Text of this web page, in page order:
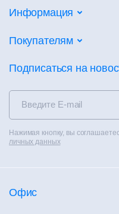
Потолочные системы
Напольные покрытия
Фальшпол
Теплоизоляция
Чистые помещения
Вентилируемые фасады
Информация
Партнеры
Новости
Контакты
Контакты
Покупателям
Калькуляторы
Альбом технических решений
Каталоги
Полезное
Подписаться на
Нажимая кнопку, вы
личных данных
Офис